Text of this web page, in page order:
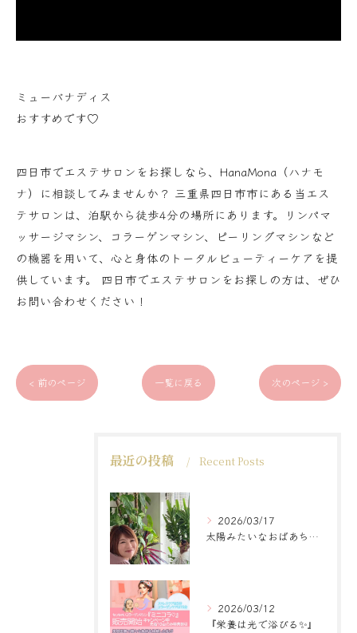
ミューバナディス
おすすめです♡
四日市でエステサロンをお探しなら、HanaMona（ハナモ
ナ）に相談してみませんか？ 三重県四日市市にある当エス
テサロンは、泊駅から徒歩4分の場所にあります。リンパマ
ッサージマシン、コラーゲンマシン、ピーリングマシンなど
の機器を用いて、心と身体のトータルビューティーケアを提
供しています。 四日市でエステサロンをお探しの方は、ぜひ
お問い合わせください！
< 前のページ 一覧に戻る 次のページ >
最近の投稿 Recent Posts
2026/03/17
太陽みたいなおばあちゃんに
2026/03/12
『栄養は光で浴びる✨』